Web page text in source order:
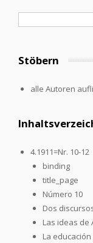
Stöbern
alle Autoren
4.1911=Nr. 10-12
binding
title_page
Número 10
Dos
Las ideas
La